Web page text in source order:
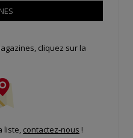
cliquez sur la
liste, contactez-nous !